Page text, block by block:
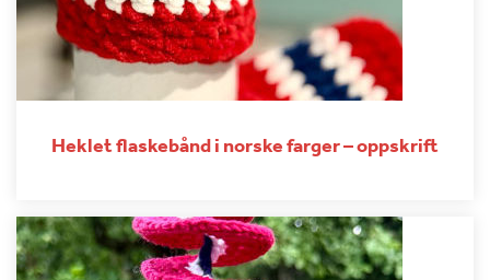
Heklet flaskebånd i norske farger – oppskrift